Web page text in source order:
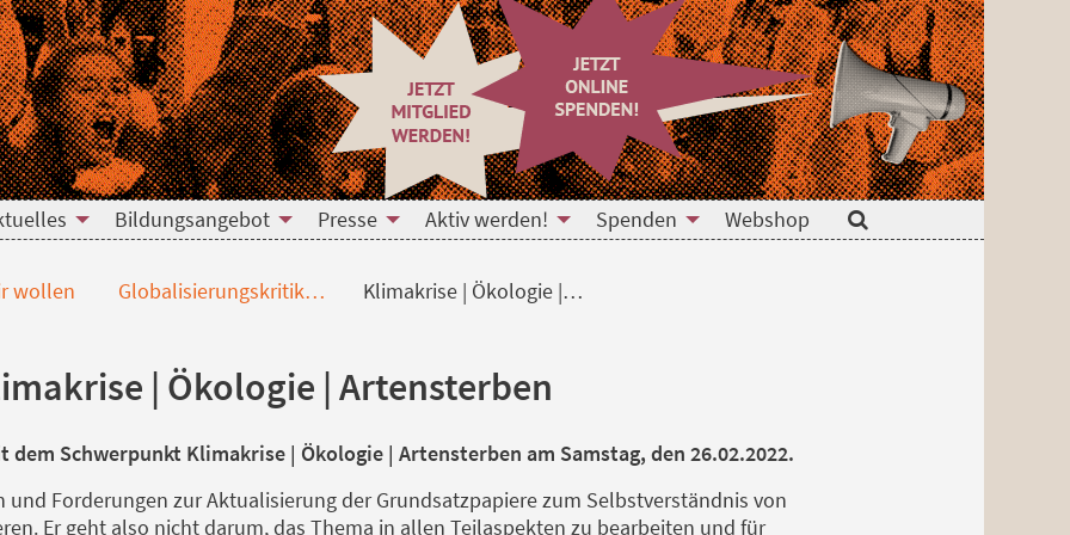
| Artensterben
Bildungsangebot Presse Aktiv werden! Spenden Webshop
wollen Globalisierungskritik… Klimakrise | Ökologie |…
| Ökologie | Artensterben
Schwerpunkt Klimakrise | Ökologie | Artensterben am Samstag, den 26.02.2022.
und Forderungen zur Aktualisierung der Grundsatzpapiere zum Selbstverständnis von
Er geht also nicht darum, das Thema in allen Teilaspekten zu bearbeiten und für